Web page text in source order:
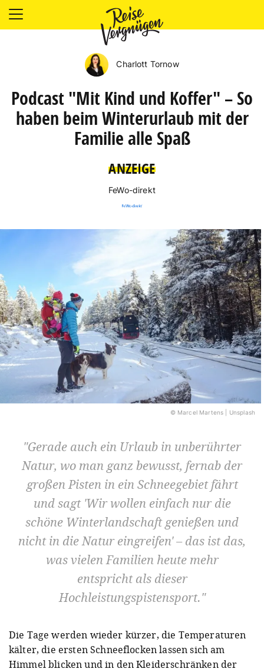
LÄNDER
OUTDOOR
Charlott Tornow
Podcast "Mit Kind und Koffer" – So
haben beim Winterurlaub mit der
Familie alle Spaß
ANZEIGE
FeWo-direkt
© Marcel Martens | Unsplash
Gerade auch ein Urlaub in unberührter
Natur, wo man ganz bewusst, fernab der
großen Pisten in ein Schneegebiet fährt
und sagt 'Wir wollen einfach nur die
schöne Winterlandschaft genießen und
nicht in die Natur eingreifen' – das ist das,
was vielen Familien heute mehr
entspricht als dieser
Hochleistungspistensport.
Die Tage werden wieder kürzer, die Temperaturen
kälter, die ersten Schneeflocken lassen sich am
Himmel blicken und in den Kleiderschränken der